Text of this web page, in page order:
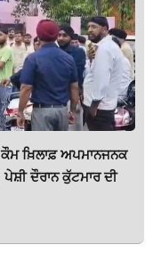
ਖ਼ਿਲਾਫ਼ ਅਪਮਾਨਜਨਕ
ਦੌਰਾਨ ਕੁੱਟਮਾਰ ਦੀ